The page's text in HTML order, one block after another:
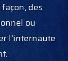
des
ou
l’internaute